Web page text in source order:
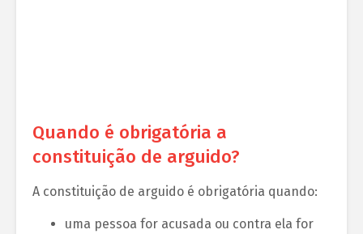
Quando é obrigatória a
constituição de arguido?
A constituição de arguido é obrigatória quando:
uma pessoa for acusada ou contra ela for